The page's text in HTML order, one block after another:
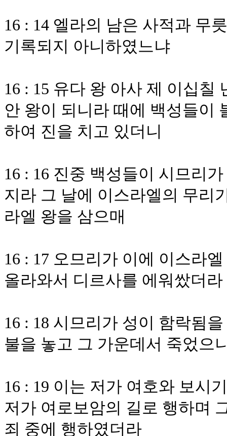
16 : 14 엘라의 남은 사적과 무
기록되지 아니하였느냐
16 : 15 유다 왕 아사 제 이십칠
안 왕이 되니라 때에 백성들이
하여 진을 치고 있더니
16 : 16 진중 백성들이 시므리
지라 그 날에 이스라엘의 무리
라엘 왕을 삼으매
16 : 17 오므리가 이에 이스라
올라와서 디르사를 에워쌌더라
16 : 18 시므리가 성이 함락됨
불을 놓고 그 가운데서 죽었으
16 : 19 이는 저가 여호와 보시
저가 여로보암의 길로 행하며
죄 중에 행하였더라